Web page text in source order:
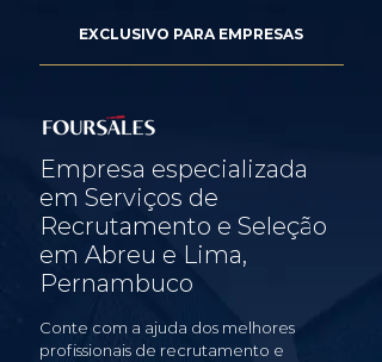
EXCLUSIVO PARA EMPRESAS
Empresa especializada
em Serviços de
Recrutamento e Seleção
em Abreu e Lima,
Pernambuco
Conte com a ajuda dos melhores
profissionais de recrutamento e